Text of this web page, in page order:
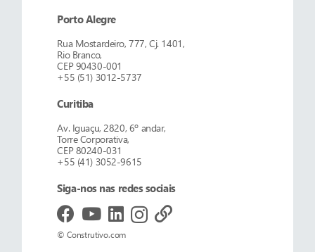
Porto Alegre
Rua Mostardeiro, 777, Cj. 1401,
Rio Branco,
CEP 90430-001
+55 (51) 3012-5737
Curitiba
Av. Iguaçu, 2820, 6º andar,
Torre Corporativa,
CEP 80240-031
+55 (41) 3052-9615
Siga-nos nas redes sociais
© Construtivo.com